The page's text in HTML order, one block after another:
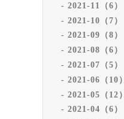
2021-11（6）
2021-10（7）
2021-09（8）
2021-08（6）
2021-07（5）
2021-06（10）
2021-05（12）
2021-04（6）